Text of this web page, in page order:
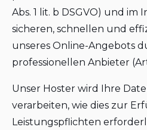
Abs. 1 lit. b DSGVO) und im
sicheren, schnellen und
unseres Online-Angebots
professionellen Anbieter
Unser Hoster wird Ihre
verarbeiten, wie dies zur
Leistungspflichten